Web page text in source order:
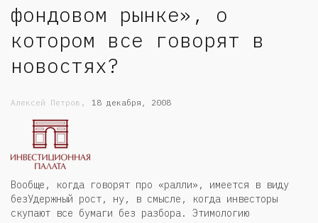
фондовом рынке», о
котором все говорят в
новостях?
Алексей Петров , 18 декабря, 2008
Вообще, когда говорят про «ралли», имеется в виду
безУдержный рост, ну, в смысле, когда инвесторы
скупают все бумаги без разбора. Этимологию